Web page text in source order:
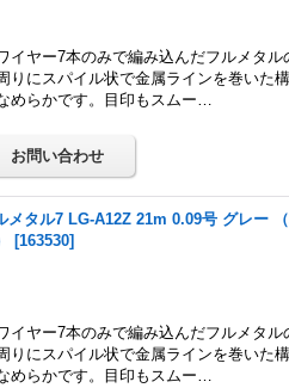
イヤー7本のみで編み込んだフルメタル
りにスパイル状で金属ラインを巻いた
めらかです。目印もスムー…
メタル7 LG-A12Z 21m 0.09号 グレー
[163530]
イヤー7本のみで編み込んだフルメタル
りにスパイル状で金属ラインを巻いた
めらかです。目印もスムー…